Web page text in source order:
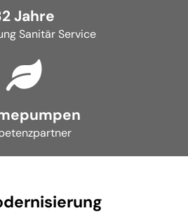
Jahre
Sanitär Service